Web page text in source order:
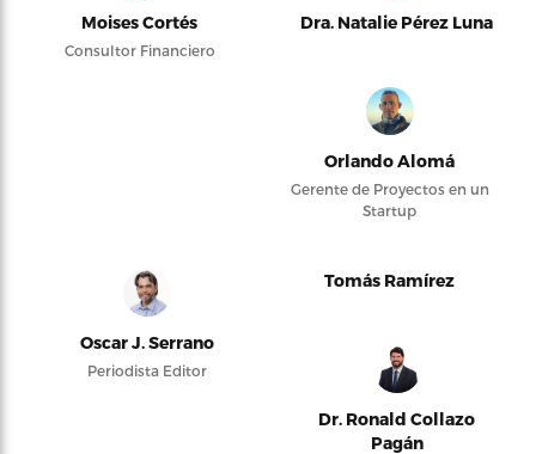
Moises Cortés
Consultor Financiero
Dra. Natalie Pérez Luna
Orlando Alomá
Gerente de Proyectos en un
Startup
Oscar J. Serrano
Periodista Editor
Tomás Ramírez
Dr. Ronald Collazo
Pagán